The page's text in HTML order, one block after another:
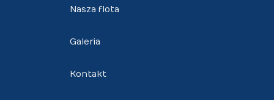
Nasza flota
Galeria
Kontakt